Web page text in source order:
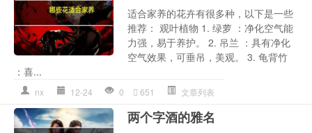
适合家养的花卉有很多种，以下是一些
推荐： 观叶植物 1. 绿萝 ：净化空气能
力强，易于养护。 2. 吊兰 ：具有净化
空气效果，可垂吊，美观。 3. 龟背竹
：喜...
nx 12-24 0 651 文章列表
两个字酒的雅名